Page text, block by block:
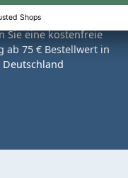
Sie eine kostenfreie
ab 75 € Bestellwert in
Deutschland